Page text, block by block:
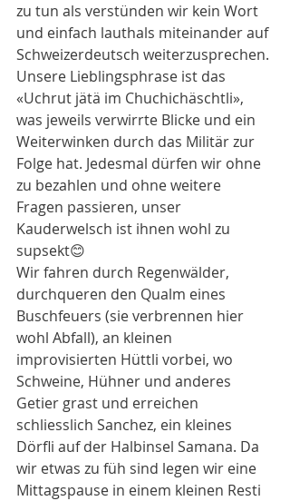
zu tun als verstünden wir kein Wort
und einfach lauthals miteinander auf
Schweizerdeutsch weiterzusprechen.
Unsere Lieblingsphrase ist das
«Uchrut jätä im Chuchichäschtli»,
was jeweils verwirrte Blicke und ein
Weiterwinken durch das Militär zur
Folge hat. Jedesmal dürfen wir ohne
zu bezahlen und ohne weitere
Fragen passieren, unser
Kauderwelsch ist ihnen wohl zu
supsekt😊
Wir fahren durch Regenwälder,
durchqueren den Qualm eines
Buschfeuers (sie verbrennen hier
wohl Abfall), an kleinen
improvisierten Hüttli vorbei, wo
Schweine, Hühner und anderes
Getier grast und erreichen
schliesslich Sanchez, ein kleines
Dörfli auf der Halbinsel Samana. Da
wir etwas zu füh sind legen wir eine
Mittagspause in einem kleinen Resti